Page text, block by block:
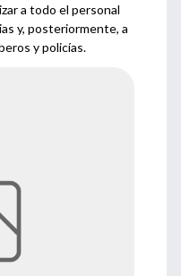
a todo el personal
y, posteriormente, a
y policías.